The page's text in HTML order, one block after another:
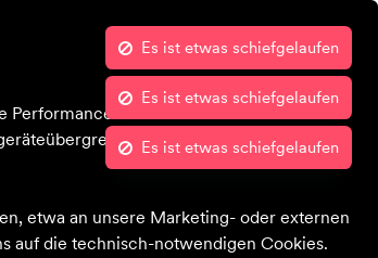
nachvollziehen und Ihnen in
Verhalten in Bezug auf
etwa an unsere Marketing- oder externen
auf die technisch-notwendigen Cookies.
Mein Konto Warenkorb
Blog Über uns